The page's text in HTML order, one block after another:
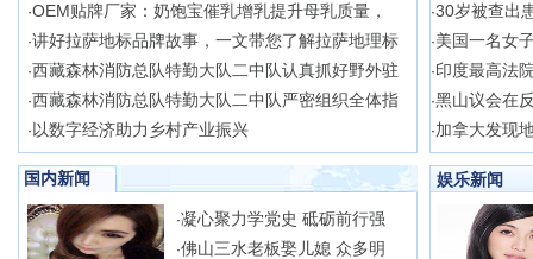
·OEM贴牌厂家：奶饱宝催乳增乳提升母乳质量，
·讲好拉萨地标品牌故事，一文带您了解拉萨地理标
·西藏森林消防总队特勤大队二中队认真抓好野外驻
·西藏森林消防总队特勤大队二中队严密组织全体指
· 以数字经济助力乡村产业振兴
·30岁被查出
·美国一名女
·印度最高法
·黑山议会在
·加拿大发现
国内新闻
·凝心聚力学党史 砥砺前行强
·佛山三水老板娶儿媳 众多明
娱乐新闻